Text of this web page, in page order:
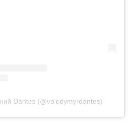
Dantes (@volodymyrdantes)